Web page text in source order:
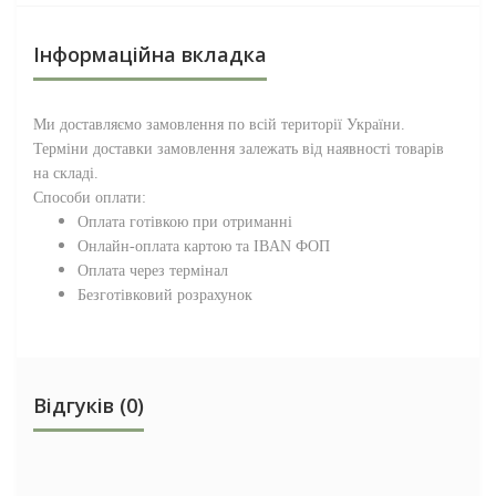
Інформаційна вкладка
Ми доставляємо замовлення по всій території України.
Терміни доставки замовлення залежать від наявності товарів
на складі.
Способи оплати:
Оплата готівкою при отриманні
Онлайн-оплата картою та IBAN ФОП
Оплата через термінал
Безготівковий розрахунок
Відгуків (0)